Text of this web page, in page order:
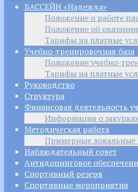
БАССЕЙН «Надежда»
Положение о работе
Положение об
Тарифы на платные
Учебно-тренировочная база
Положение учебно-
Тарифы на платные
Руководство
Структура
Финансовая деятельность
Информация о
Методическая работа
Примерные локальные
Наблюдательный совет
Антидопинговое
Спортивный резерв
Спортивные мероприятия